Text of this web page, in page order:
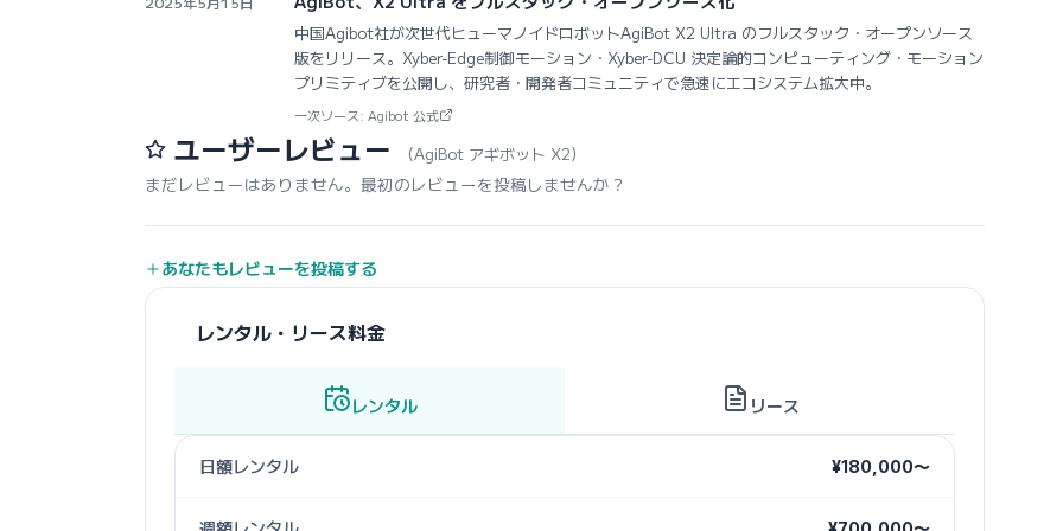
中国Agibot社が次世代ヒューマノイドロボットAgiBot X2 Ultra のフルスタック・オープンソース
版をリリース。Xyber-Edge制御モーション・Xyber-DCU 決定論的コンピューティング・モーション
プリミティブを公開し、研究者・開発者コミュニティで急速にエコシステム拡大中。
一次ソース: Agibot 公式
ユーザーレビュー （AgiBot アギボット X2）
まだレビューはありません。最初のレビューを投稿しませんか？
あなたもレビューを投稿する
レンタル・リース料金
レンタル リース
日額レンタル ¥180,000〜